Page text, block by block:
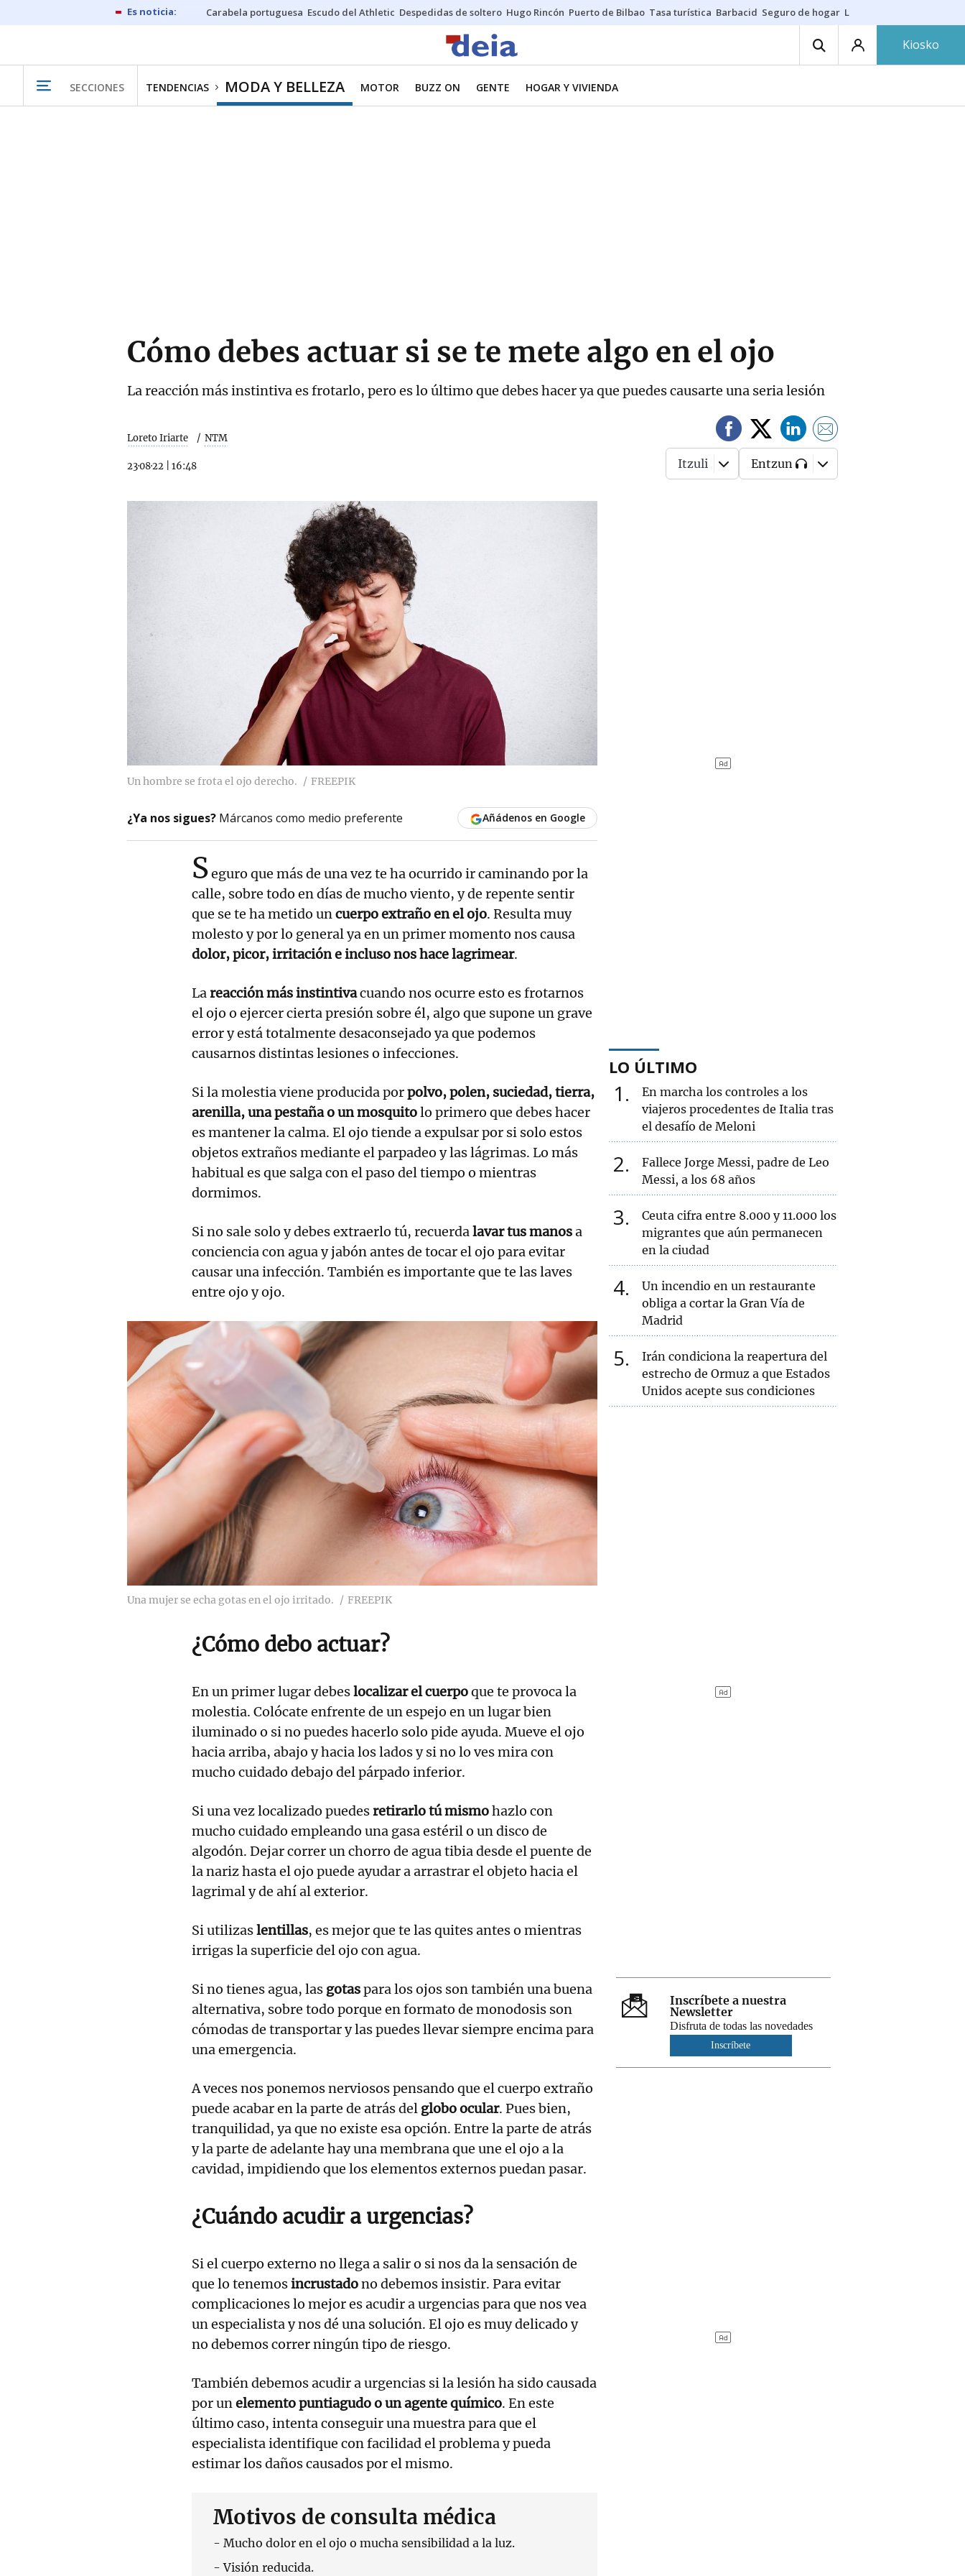
Carabela portuguesa Escudo del Athletic Despedidas de soltero Hugo Rincón Puerto de Bilbao Tasa turística Barbacid Seguro de hogar Lío Athletic-Osasuna
Kiosko
SECCIONES TENDENCIAS MODA Y BELLEZA MOTOR BUZZ ON GENTE HOGAR Y VIVIENDA
Cómo debes actuar si se te mete algo en el ojo
La reacción más instintiva es frotarlo, pero es lo último que debes hacer ya que puedes causarte una seria lesión
Loreto Iriarte NTM
23·08·22 16:48 Itzuli Entzun
Un hombre se frota el ojo derecho. FREEPIK
¿Ya nos sigues? Márcanos como medio preferente Añádenos en Google
Seguro que más de una vez te ha ocurrido ir caminando por la
calle, sobre todo en días de mucho viento, y de repente sentir
que se te ha metido uncuerpo extraño en el ojo. Resulta muy
molesto y por lo general ya en un primer momento nos causa
dolor, picor, irritación e incluso nos hace lagrimear.
Lareacción más instintivacuando nos ocurre esto es frotarnos
el ojo o ejercer cierta presión sobre él, algo que supone un grave
error y está totalmente desaconsejado ya que podemos
causarnos distintas lesiones o infecciones.
Si la molestia viene producida porpolvo, polen, suciedad, tierra,
arenilla, una pestaña o un mosquitolo primero que debes hacer
es mantener la calma. El ojo tiende a expulsar por si solo estos
objetos extraños mediante el parpadeo y las lágrimas. Lo más
habitual es que salga con el paso del tiempo o mientras
dormimos.
Si no sale solo y debes extraerlo tú, recuerdalavar tus manosa
conciencia con agua y jabón antes de tocar el ojo para evitar
causar una infección. También es importante que te las laves
entre ojo y ojo.
Una mujer se echa gotas en el ojo irritado. FREEPIK
¿Cómo debo actuar?
En un primer lugar debeslocalizar el cuerpoque te provoca la
molestia. Colócate enfrente de un espejo en un lugar bien
iluminado o si no puedes hacerlo solo pide ayuda. Mueve el ojo
hacia arriba, abajo y hacia los lados y si no lo ves mira con
mucho cuidado debajo del párpado inferior.
Si una vez localizado puedesretirarlo tú mismohazlo con
mucho cuidado empleando una gasa estéril o un disco de
algodón. Dejar correr un chorro de agua tibia desde el puente de
la nariz hasta el ojo puede ayudar a arrastrar el objeto hacia el
lagrimal y de ahí al exterior.
Si utilizaslentillas, es mejor que te las quites antes o mientras
irrigas la superficie del ojo con agua.
Si no tienes agua, las gotaspara los ojos son también una buena
alternativa, sobre todo porque en formato de monodosis son
cómodas de transportar y las puedes llevar siempre encima para
una emergencia.
A veces nos ponemos nerviosos pensando que el cuerpo extraño
puede acabar en la parte de atrás del globo ocular. Pues bien,
tranquilidad, ya que no existe esa opción. Entre la parte de atrás
y la parte de adelante hay una membrana que une el ojo a la
cavidad, impidiendo que los elementos externos puedan pasar.
¿Cuándo acudir a urgencias?
Si el cuerpo externo no llega a salir o si nos da la sensación de
que lo tenemosincrustadono debemos insistir. Para evitar
complicaciones lo mejor es acudir a urgencias para que nos vea
un especialista y nos dé una solución. El ojo es muy delicado y
no debemos correr ningún tipo de riesgo.
También debemos acudir a urgencias si la lesión ha sido causada
por unelemento puntiagudo o un agente químico. En este
último caso, intenta conseguir una muestra para que el
especialista identifique con facilidad el problema y pueda
estimar los daños causados por el mismo.
Motivos de consulta médica
- Mucho dolor en el ojo o mucha sensibilidad a la luz.
- Visión reducida.
LO ÚLTIMO
1
En marcha los controles a los
viajeros procedentes de Italia tras
el desafío de Meloni
2
Fallece Jorge Messi, padre de Leo
Messi, a los 68 años
3
Ceuta cifra entre 8.000 y 11.000 los
migrantes que aún permanecen
en la ciudad
4
Un incendio en un restaurante
obliga a cortar la Gran Vía de
Madrid
5
Irán condiciona la reapertura del
estrecho de Ormuz a que Estados
Unidos acepte sus condiciones
Inscríbete a nuestra
Newsletter
Disfruta de todas las novedades
Inscríbete